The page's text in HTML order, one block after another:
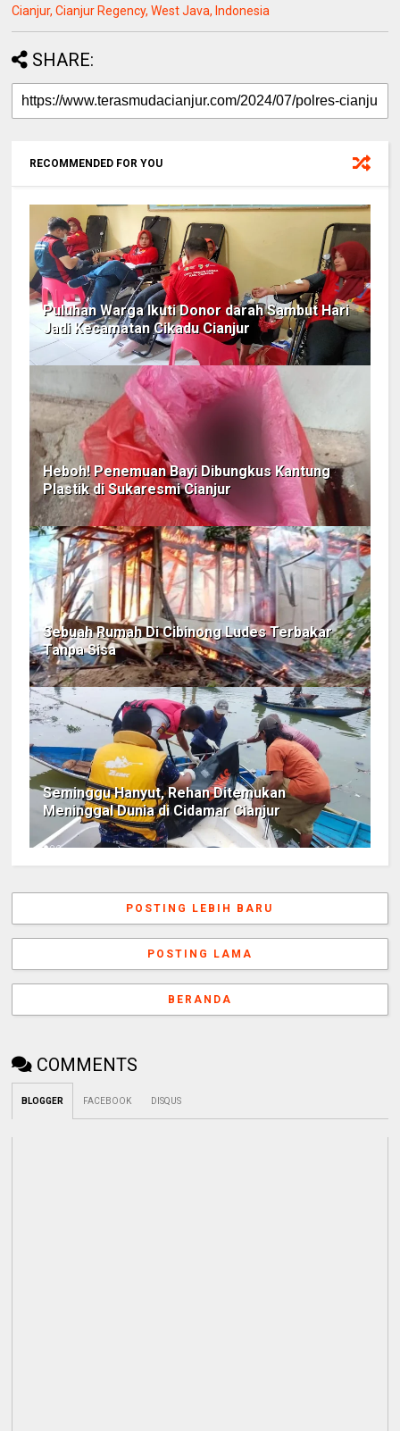
Cianjur, Cianjur Regency, West Java, Indonesia
SHARE:
RECOMMENDED FOR YOU
Puluhan Warga Ikuti Donor darah Sambut Hari
Jadi Kecamatan Cikadu Cianjur
Heboh! Penemuan Bayi Dibungkus Kantung
Plastik di Sukaresmi Cianjur
Sebuah Rumah Di Cibinong Ludes Terbakar
Tanpa Sisa
Seminggu Hanyut, Rehan Ditemukan
Meninggal Dunia di Cidamar Cianjur
POSTING LEBIH BARU
POSTING LAMA
BERANDA
COMMENTS
BLOGGER FACEBOOK DISQUS